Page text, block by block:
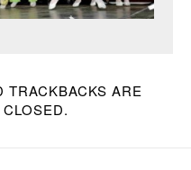
TRACKBACKS ARE